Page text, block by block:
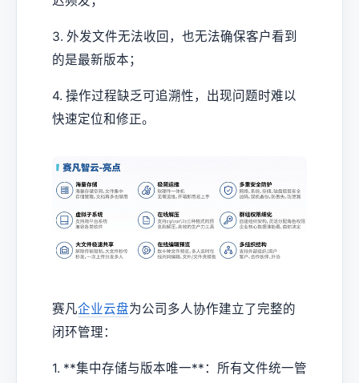
3. 外发文件无法收回，也无法确保客户看到
的是最新版本；
4. 操作过程缺乏可追溯性，出现问题时难以
快速定位和修正。
赛凡企业云盘为公司多人协作建立了完整的
闭环管理：
1. **集中存储与版本唯一**：所有文件统一管